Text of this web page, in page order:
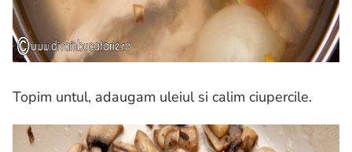
Topim untul, adaugam uleiul si calim ciupercile.